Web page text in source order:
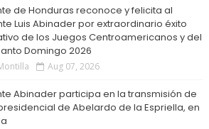
de Honduras reconoce y felicita al
Luis Abinader por extraordinario éxito
de los Juegos Centroamericanos y del
Domingo 2026
Aug 07, 2026
Abinader participa en la transmisión de
de Abelardo de la Espriella, en